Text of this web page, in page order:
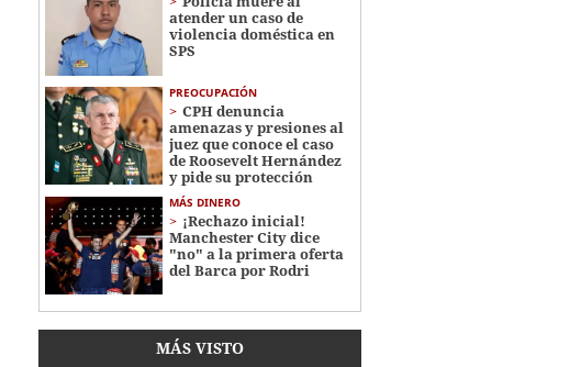
atender un caso de
violencia doméstica en
SPS
PREOCUPACIÓN
CPH denuncia
amenazas y presiones al
juez que conoce el caso
de Roosevelt Hernández
y pide su protección
MÁS DINERO
¡Rechazo inicial!
Manchester City dice
"no" a la primera oferta
del Barca por Rodri
MÁS VISTO